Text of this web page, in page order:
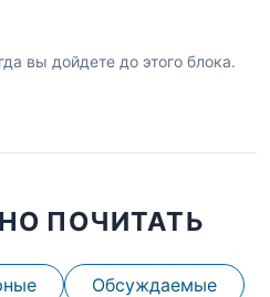
вы дойдете до этого блока.
ПОЧИТАТЬ
Обсуждаемые